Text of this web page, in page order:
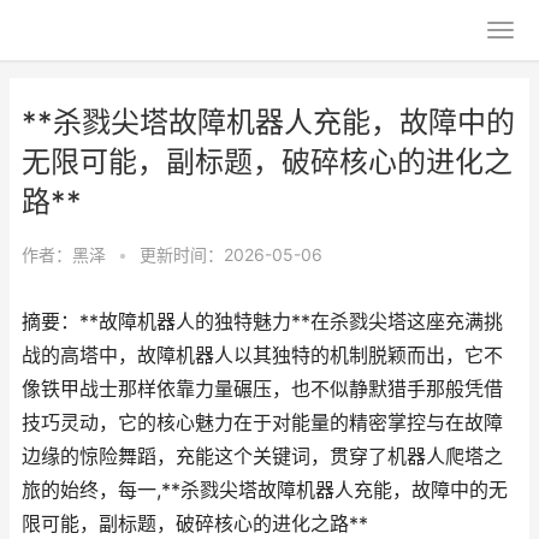
**杀戮尖塔故障机器人充能，故障中的
无限可能，副标题，破碎核心的进化之
路**
作者： 黑泽 • 更新时间：2026-05-06
摘要：**故障机器人的独特魅力**在杀戮尖塔这座充满挑
战的高塔中，故障机器人以其独特的机制脱颖而出，它不
像铁甲战士那样依靠力量碾压，也不似静默猎手那般凭借
技巧灵动，它的核心魅力在于对能量的精密掌控与在故障
边缘的惊险舞蹈，充能这个关键词，贯穿了机器人爬塔之
旅的始终，每一,**杀戮尖塔故障机器人充能，故障中的无
限可能，副标题，破碎核心的进化之路**